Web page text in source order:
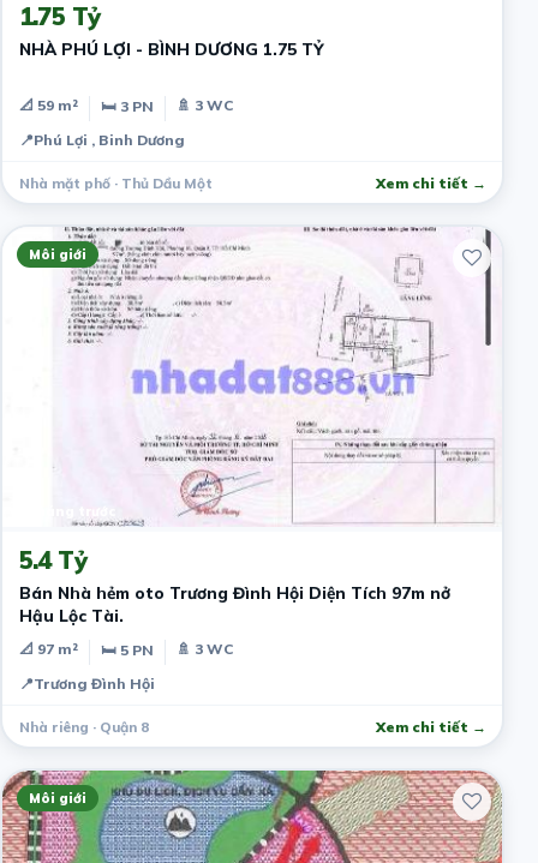
1.75 Tỷ
NHÀ PHÚ LỢI - BÌNH DƯƠNG 1.75 TỶ
📐 59 m² 🛏 3 PN
🚿 3 WC
📍Phú Lợi , Binh Dương
Nhà mặt phố · Thủ Dầu Một Xem chi tiết →
Môi giới
5.4 Tỷ
Bán Nhà hẻm oto Trương Đình Hội Diện Tích 97m nở
Hậu Lộc Tài.
📐 97 m² 🛏 5 PN
🚿 3 WC
📍Trương Đình Hội
Nhà riêng · Quận 8 Xem chi tiết →
Môi giới